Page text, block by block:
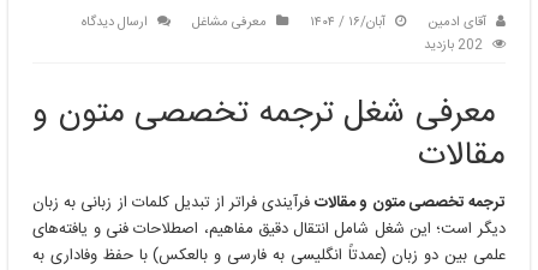
آقای ادمین آبان/۱۶ / ۱۴۰۴ معرفی مشاغل
ارسال دیدگاه
202 بازدید
معرفی شغل ترجمه تخصصی متون و
مقالات
ترجمه تخصصی متون و مقالاتفرآیندی فراتر از تبدیل کلمات از زبانی به زبان
دیگر است؛ این شغل شامل انتقال دقیق مفاهیم، اصطلاحات فنی و یافته‌های
علمی بین دو زبان (عمدتاً انگلیسی به فارسی و بالعکس) با حفظ وفاداری به